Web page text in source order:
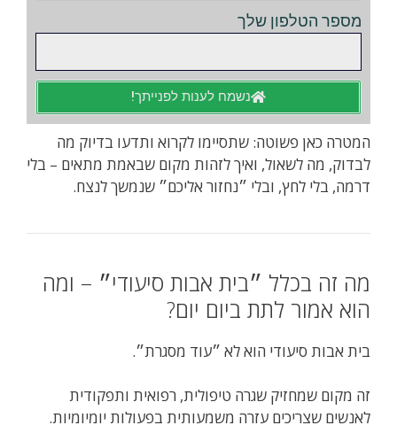
מספר הטלפון שלך
נשמח לענות לפנייתך!
המטרה כאן פשוטה: שתסיימו לקרוא ותדעו בדיוק מה
לבדוק, מה לשאול, ואיך לזהות מקום שבאמת מתאים – בלי
דרמה, בלי לחץ, ובלי ״נחזור אליכם״ שנמשך לנצח.
מה זה בכלל ״בית אבות סיעודי״ – ומה
הוא אמור לתת ביום יום?
בית אבות סיעודי הוא לא ״עוד מסגרת״.
זה מקום שמחזיק שגרה טיפולית, רפואית ותפקודית
לאנשים שצריכים עזרה משמעותית בפעולות יומיומיות.